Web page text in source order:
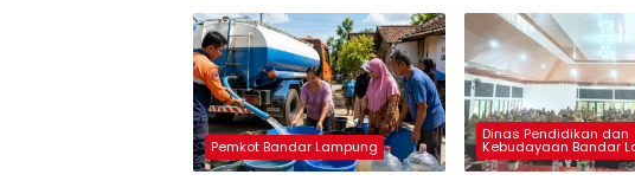
Pemkot Bandar Lampung
Dinas Pendidikan dan
Kebudayaan Bandar